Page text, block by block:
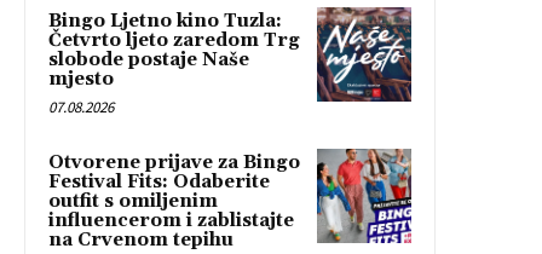
Bingo Ljetno kino Tuzla:
Četvrto ljeto zaredom Trg
slobode postaje Naše
mjesto
07.08.2026
Otvorene prijave za Bingo
Festival Fits: Odaberite
outfit s omiljenim
influencerom i zablistajte
na Crvenom tepihu